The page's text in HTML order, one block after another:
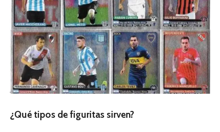
¿Qué tipos de figuritas sirven?